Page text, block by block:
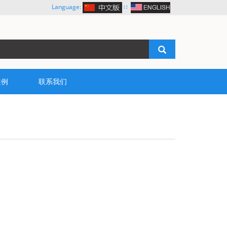
Language: ∷
联系我们